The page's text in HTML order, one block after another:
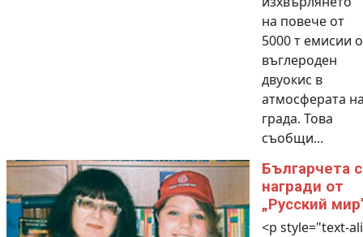
на повече от
5000 т емисии
въглероден
двуокис в
атмосферата
града. Това
съобщи...
Българчета с
награди от
„Русский
<p style="text-